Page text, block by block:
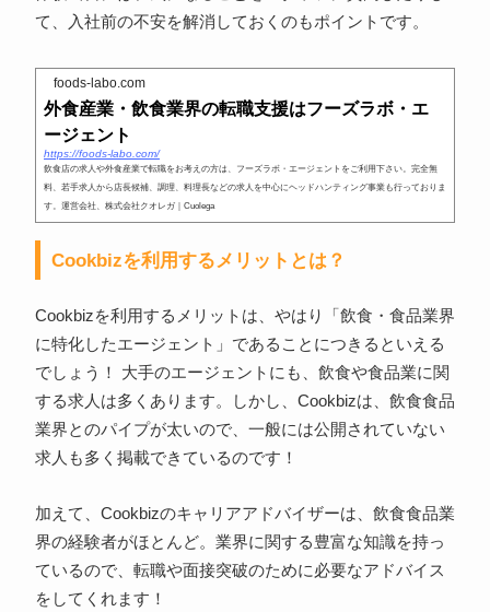
て、入社前の不安を解消しておくのもポイントです。
foods-labo.com
外食産業・飲食業界の転職支援はフーズラボ・エ
ージェント
https://foods-labo.com/
飲食店の求人や外食産業で転職をお考えの方は、フーズラボ・エージェントをご利用下さい。完全無
料、若手求人から店長候補、調理、料理長などの求人を中心にヘッドハンティング事業も行っておりま
す。運営会社、株式会社クオレガ｜Cuolega
Cookbizを利用するメリットとは？
Cookbizを利用するメリットは、やはり「飲食・食品業界
に特化したエージェント」であることにつきるといえる
でしょう！ 大手のエージェントにも、飲食や食品業に関
する求人は多くあります。しかし、Cookbizは、飲食食品
業界とのパイプが太いので、一般には公開されていない
求人も多く掲載できているのです！
加えて、Cookbizのキャリアアドバイザーは、飲食食品業
界の経験者がほとんど。業界に関する豊富な知識を持っ
ているので、転職や面接突破のために必要なアドバイス
をしてくれます！